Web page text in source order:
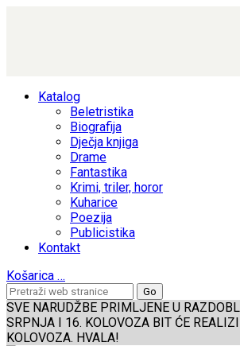
Katalog
Beletristika
Biografija
Dječja knjiga
Drame
Fantastika
Krimi, triler, horor
Kuharice
Poezija
Publicistika
Kontakt
Košarica …
SVE NARUDŽBE PRIMLJENE U
SRPNJA I 16. KOLOVOZA BIT ĆE
KOLOVOZA. HVALA!